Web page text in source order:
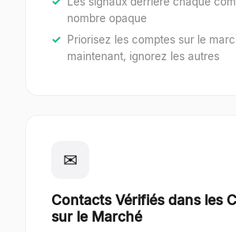
nombre opaque
Priorisez les comptes sur le
maintenant, ignorez les autres
✉
Contacts Vérifiés dans les
sur le Marché